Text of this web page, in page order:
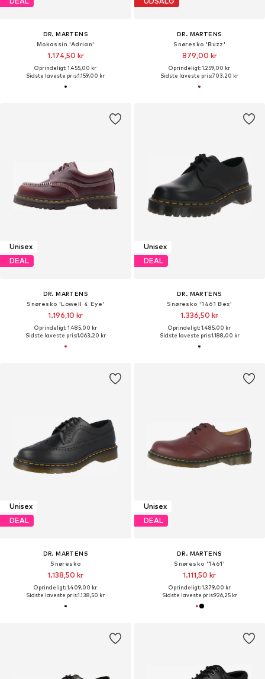
DR. MARTENS
Mokassin 'Adrian'
1.174,50 kr
Oprindeligt: 1.455,00 kr
Sidste laveste pris:1.159,00 kr
DR. MARTENS
Snøresko 'Buzz'
879,00 kr
Oprindeligt: 1.259,00 kr
Sidste laveste pris:703,20 kr
Unisex
DEAL
DR. MARTENS
Snøresko 'Lowell 4 Eye'
1.196,10 kr
Oprindeligt: 1.485,00 kr
Sidste laveste pris:1.063,20 kr
Unisex
DEAL
DR. MARTENS
Snøresko '1461 Bex'
1.336,50 kr
Oprindeligt: 1.485,00 kr
Sidste laveste pris:1.188,00 kr
Unisex
DEAL
DR. MARTENS
Snøresko
1.138,50 kr
Oprindeligt: 1.409,00 kr
Sidste laveste pris:1.138,50 kr
Unisex
DEAL
DR. MARTENS
Snøresko '1461'
1.111,50 kr
Oprindeligt: 1.379,00 kr
Sidste laveste pris:926,25 kr